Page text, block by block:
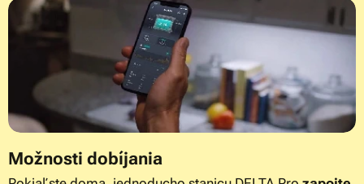
Možnosti dobíjania